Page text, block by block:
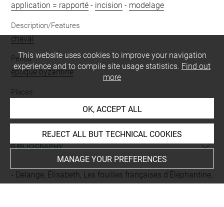
application = rapporté - incision - modelage
Description/Features
cheval
Period
époque byzantine
Places
BIBLIOGRAPHY
Delange, Élisabeth, Les fouilles françaises d'Éléphantine,
This website uses cookies to improve your navigation
experience and to compile site usage statistics. Find out
more
OK, ACCEPT ALL
REJECT ALL BUT TECHNICAL COOKIES
MANAGE YOUR PREFERENCES